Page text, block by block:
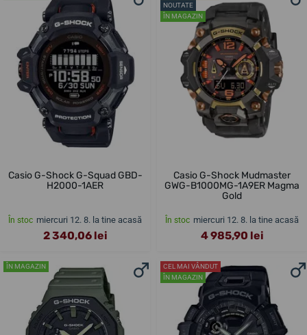
Casio G-Shock G-Squad GBD-
H2000-1AER
În stoc miercuri 12. 8. la tine acasă
2 340,06 lei
NOUTATE
ÎN MAGAZIN
Casio G-Shock Mudmaster
GWG-B1000MG-1A9ER Magma
Gold
În stoc miercuri 12. 8. la tine acasă
4 985,90 lei
ÎN MAGAZIN
CEL MAI VÂNDUT
ÎN MAGAZIN